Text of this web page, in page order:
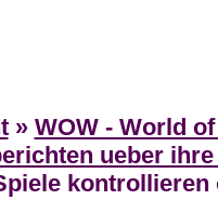
» WOW - World
ueber
kontrollieren